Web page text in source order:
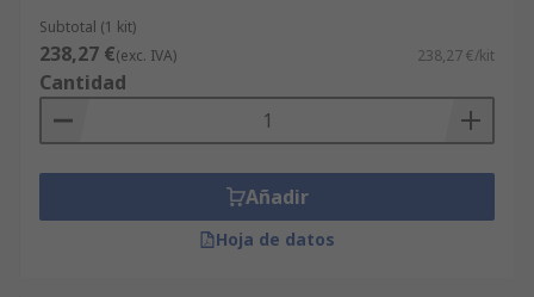
Subtotal (1 kit)
238,27 €(exc. IVA) 238,27 €/kit
Cantidad
Añadir
Hoja de datos